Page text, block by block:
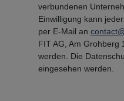
verbundenen
Einwilligung kann
per E-Mail an
FIT AG, Am Grohberg
werden. Die
eingesehen werden.